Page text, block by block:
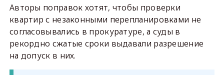
Авторы поправок хотят, чтобы проверки
квартир с незаконными перепланировками не
согласовывались в прокуратуре, а суды в
рекордно сжатые сроки выдавали разрешение
на допуск в них.